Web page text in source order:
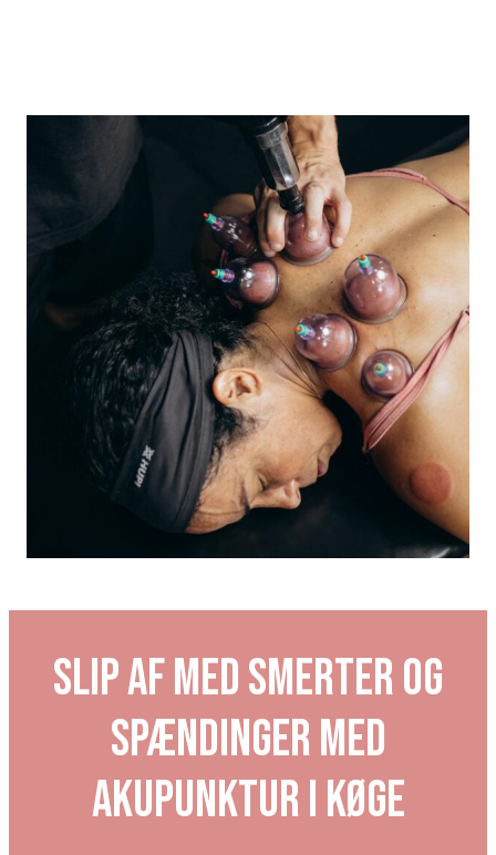
Slip af med smerter og
spændinger med
akupunktur i Køge